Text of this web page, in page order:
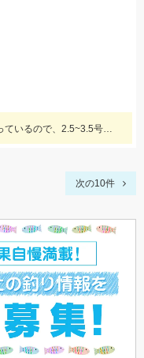
季節的に大小のサイズのイカが混ざっているので、2.5~3.5号までの様々なサイズを持っていきましょう!!
次の10件